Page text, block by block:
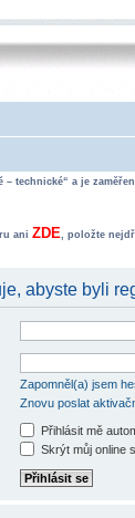
technické“ a je
ani ZDE, položte
abyste byli
Zapomněl(a) jsem
Znovu poslat
Přihlásit mě
Skrýt můj online